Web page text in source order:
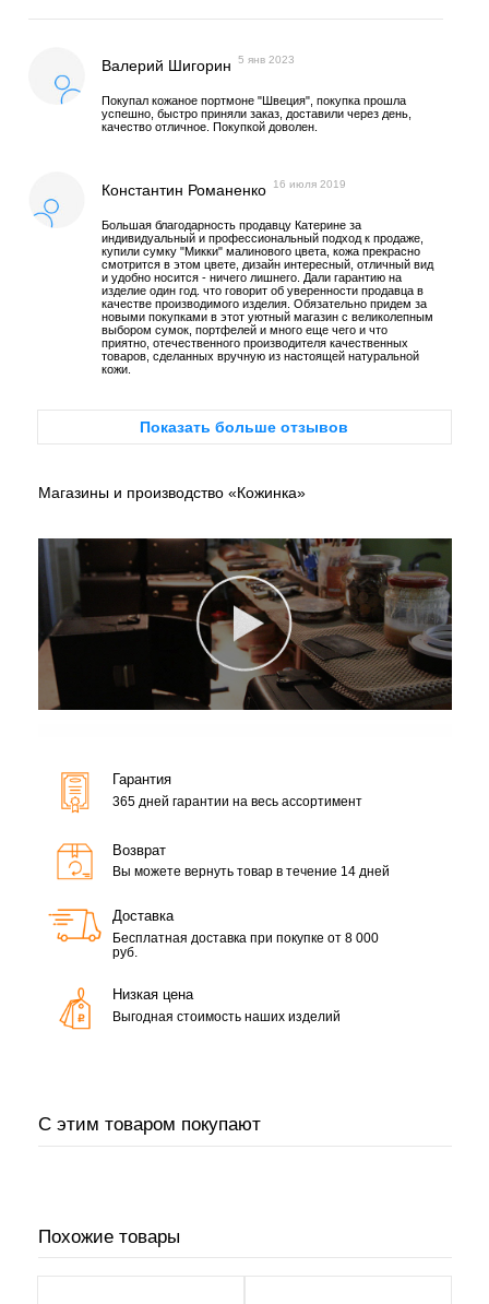
Валерий Шигорин 5 янв 2023
Покупал кожаное портмоне "Швеция", покупка прошла
успешно, быстро приняли заказ, доставили через день,
качество отличное. Покупкой доволен.
Константин Романенко 16 июля 2019
Большая благодарность продавцу Катерине за
индивидуальный и профессиональный подход к продаже,
купили сумку "Микки" малинового цвета, кожа прекрасно
смотрится в этом цвете, дизайн интересный, отличный вид
и удобно носится - ничего лишнего. Дали гарантию на
изделие один год. что говорит об уверенности продавца в
качестве производимого изделия. Обязательно придем за
новыми покупками в этот уютный магазин с великолепным
выбором сумок, портфелей и много еще чего и что
приятно, отечественного производителя качественных
товаров, сделанных вручную из настоящей натуральной
кожи.
Показать больше отзывов
Магазины и производство «Кожинка»
Гарантия
365 дней гарантии на весь ассортимент
Возврат
Вы можете вернуть товар в течение 14 дней
Доставка
Бесплатная доставка при покупке от 8 000
руб.
Низкая цена
Выгодная стоимость наших изделий
С этим товаром покупают
Похожие товары